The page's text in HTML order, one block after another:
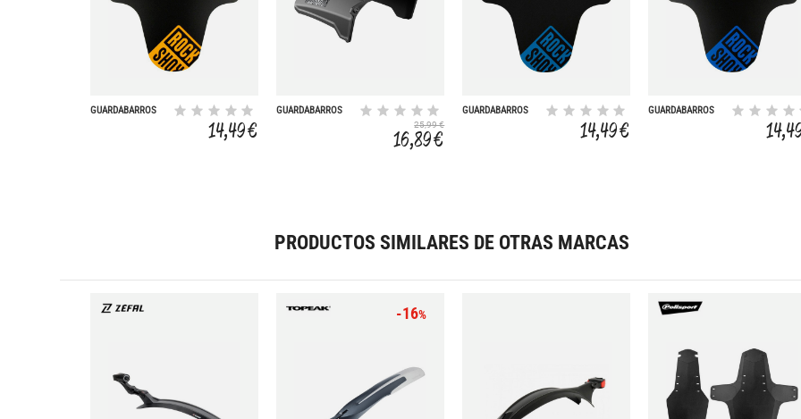
GUARDABARROS
14,49 €
GUARDABARROS
25,99 €
16,89 €
GUARDABARROS
14,49 €
GUARDABARROS
PRODUCTOS SIMILARES DE OTRAS MARCAS
-16%